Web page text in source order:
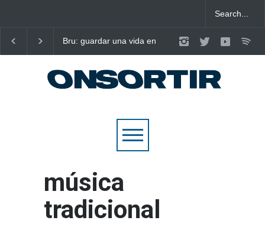
Bru: guardar una vida en
pop emocional
Laura West imposa el
criteri al ritme del
pop de “m’enxules”
música
tradicional